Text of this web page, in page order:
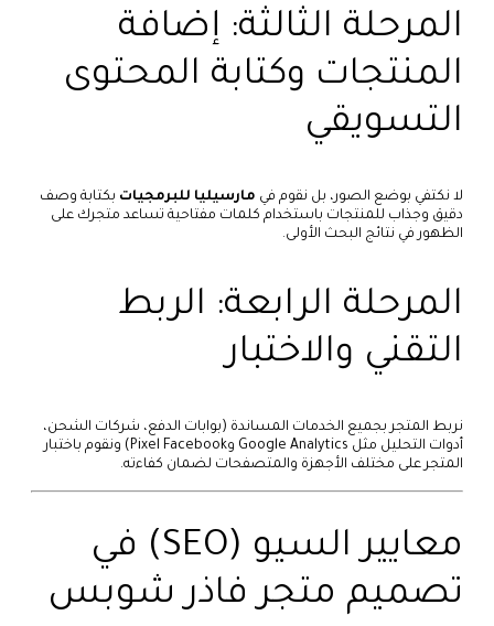
المرحلة الثالثة: إضافة
المنتجات وكتابة المحتوى
التسويقي
لا نكتفي بوضع الصور، بل نقوم في مارسيليا للبرمجيات بكتابة وصف
دقيق وجذاب للمنتجات باستخدام كلمات مفتاحية تساعد متجرك على
الظهور في نتائج البحث الأولى.
المرحلة الرابعة: الربط
التقني والاختبار
نربط المتجر بجميع الخدمات المساندة (بوابات الدفع، شركات الشحن،
أدوات التحليل مثل Google Analytics وPixel Facebook) ونقوم باختبار
المتجر على مختلف الأجهزة والمتصفحات لضمان كفاءته.
معايير السيو (SEO) في
تصميم متجر فاذر شوبس